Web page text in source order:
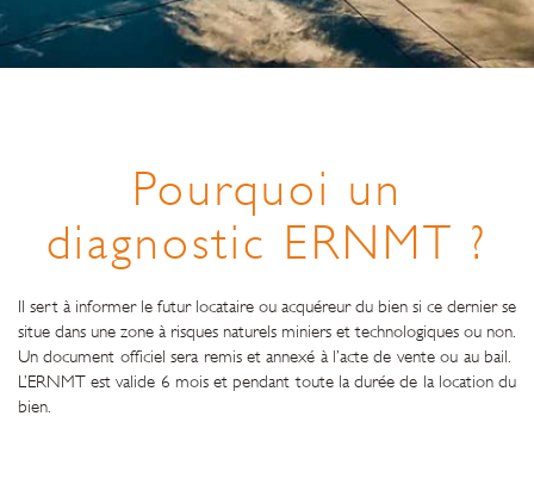
Pourquoi un
diagnostic ERNMT ?
Il sert à informer le futur locataire ou acquéreur du bien si ce dernier se
situe dans une zone à risques naturels miniers et technologiques ou non.
Un document officiel sera remis et annexé à l’acte de vente ou au bail.
L’ERNMT est valide 6 mois et pendant toute la durée de la location du
bien.